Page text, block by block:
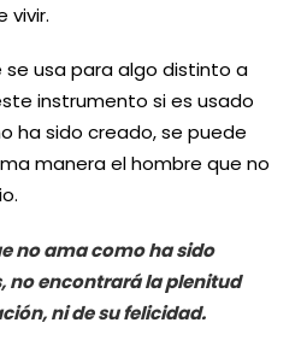
vivir.
usa para algo distinto a
instrumento si es usado
ha sido creado, se puede
manera el hombre que no
no ama como ha sido
no encontrará la plenitud
ni de su felicidad.